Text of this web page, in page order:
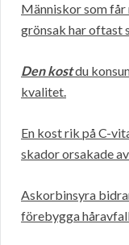
Människor som
grönsak har oftast
Den kostdu
kvalitet.
En kost rik på C-
skador orsakade
Askorbinsyra
förebygga